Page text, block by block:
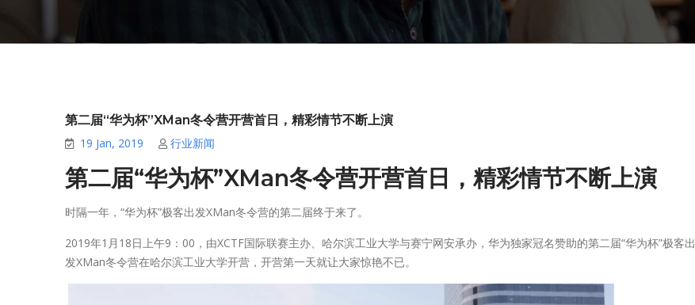
第二届“华为杯”XMan冬令营开营首日，精彩情节不断上演
19 Jan, 2019
行业新闻
第二届“华为杯”XMan冬令营开营首日，精彩情节不断上演
时隔一年，“华为杯”极客出发XMan冬令营的第二届终于来了。
2019年1月18日上午9：00，由XCTF国际联赛主办、哈尔滨工业大学与赛宁网安承办，华为独家冠名赞助的第二届“华为杯”极客出
发XMan冬令营在哈尔滨工业大学开营，开营第一天就让大家惊艳不已。